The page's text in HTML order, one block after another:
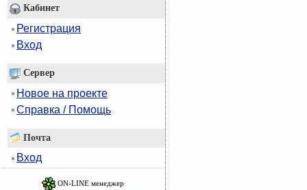
Кабинет
Регистрация
Вход
Сервер
Новое на проекте
Справка / Помощь
Почта
Вход
ON-LINE менеджер